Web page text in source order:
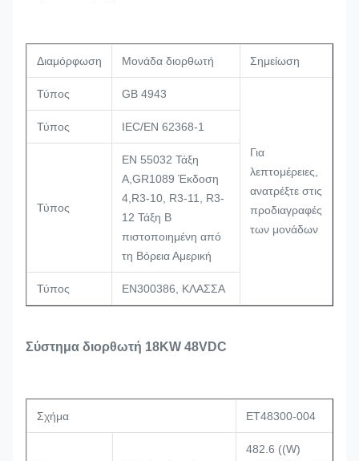
Διαμόρφωση Μονάδα διορθωτή Σημείωση
Τύπος GB 4943
Για
λεπτομέρειες,
ανατρέξτε στις
προδιαγραφές
των μονάδων
Τύπος IEC/EN 62368-1
Τύπος
EN 55032 Τάξη
Α,GR1089 Έκδοση
4,R3-10, R3-11, R3-
12 Τάξη Β
πιστοποιημένη από
τη Βόρεια Αμερική
Τύπος EN300386, ΚΛΑΣΣΑ
Σύστημα διορθωτή 18KW 48VDC
Σχήμα ΕΤ48300-004
482.6 ((W)